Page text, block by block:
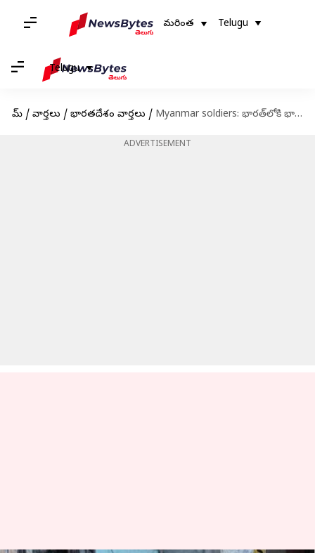
మరింత Telugu
Telugu
హోమ్ / వార్తలు / భారతదేశం వార్తలు / Myanmar soldiers: భారత్‌లోకి భారీగా మయన్మార్ సైన్యం.. కేంద్రాన్ని అప్రమత్తం చేసిన మిజోరం
ADVERTISEMENT